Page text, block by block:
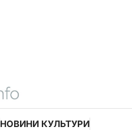
НОВИНИ КУЛЬТУРИ